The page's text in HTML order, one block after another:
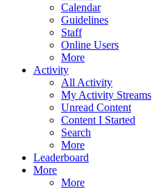
Calendar
Guidelines
Staff
Online Users
More
Activity
All Activity
My Activity Streams
Unread Content
Content I Started
Search
More
Leaderboard
More
More